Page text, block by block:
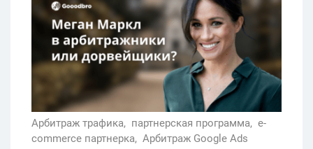
Арбитраж трафика, партнерская программа, e-
commerce партнерка, Арбитраж Google Ads